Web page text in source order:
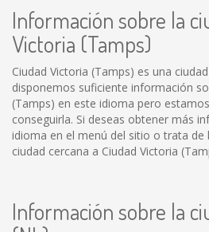
Información sobre la
Victoria (Tamps)
Ciudad Victoria (Tamps) es una
disponemos suficiente información
(Tamps) en este idioma pero
conseguirla. Si deseas obtener más
idioma en el menú del sitio o trata de
ciudad cercana a Ciudad Victoria
Información sobre la